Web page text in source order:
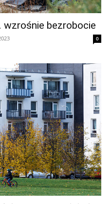
wzrośnie bezrobocie
0